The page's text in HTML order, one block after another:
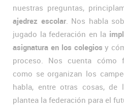
nuestras preguntas,
ajedrez escolar. Nos habla
jugado la federación en la
asignatura en los colegios y
proceso. Nos cuenta cómo
como se organizan los
habla, entre otras cosas,
plantea la federación para el